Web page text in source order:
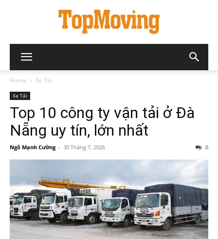
Home Xe Tải
Xe Tải
Top 10 công ty vận tải ở Đà
Nẵng uy tín, lớn nhất
Ngô Mạnh Cường - 30 Tháng 7, 2026 0